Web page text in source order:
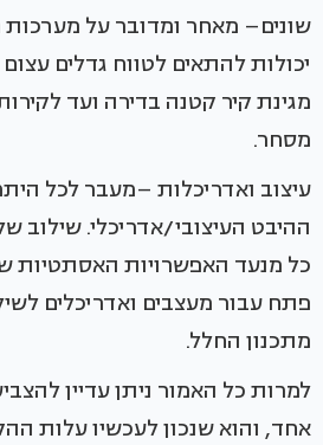
שונים– מאחר ומדובר על מערכות
יכולות להתאים לטווח גדלים
מגינת קיר קטנה בדירה ועד
מסחר.
עיצוב ואדריכלות –מעבר לכל
ההיבט העיצובי/אדריכלי. שילוב
כל מנעד האפשרויות האסתטיות
פתח עבור מעצבים ואדריכלים
מתכנון החלל.
למרות כל האמור ניתן עדיין
אחד, והוא שנכון לעכשיו עלות